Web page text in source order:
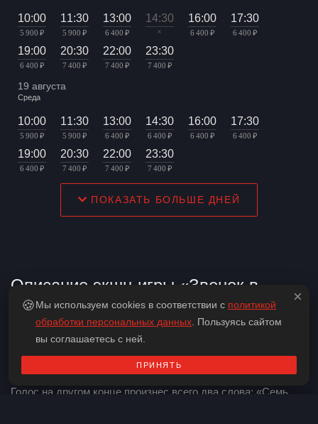
10:00
5 900 ₽
11:30
5 900 ₽
13:00
6 400 ₽
14:30
×
16:00
6 400 ₽
17:30
6 400 ₽
19:00
6 400 ₽
20:30
7 400 ₽
22:00
7 400 ₽
23:30
7 400 ₽
19 августа
Среда
10:00
5 900 ₽
11:30
5 900 ₽
13:00
6 400 ₽
14:30
6 400 ₽
16:00
6 400 ₽
17:30
6 400 ₽
19:00
6 400 ₽
20:30
7 400 ₽
22:00
7 400 ₽
23:30
7 400 ₽
ПОКАЗАТЬ БОЛЬШЕ ДНЕЙ
Описание экшн-игры «Звонок в
темноте»
Вы не верили в существование проклятой видеозаписи,
считая ее просто городской легендой. Но все изменилось,
когда экран погас и зазвонил старый проводной телефон.
Голос на другом конце произнес всего два слова: «Семь
×
🍪Мы используем cookies в соответствии с политикой
обработки персональных данных . Пользуясь сайтом
вы соглашаетесь с ней.
ПРИНЯТЬ